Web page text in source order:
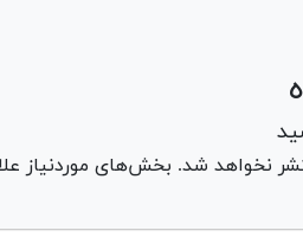
نخواهد شد. بخش‌های موردنیاز